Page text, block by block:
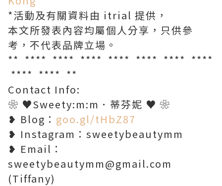
*活動及有關資料由 itrial 提供，
本文所發表內容均屬個人分享，只供參
考，不代表品牌立場。
** **** **** **** **** **** **** ****
**** **** **
Contact Info:
❀ ♥Sweety:m:m．蒂芬妮 ♥ ❀
❥ Blog： goo.gl/tHbZ87
❥ Instagram：sweetybeautymm
❥ Email：
sweetybeautymm@gmail.com
(Tiffany)